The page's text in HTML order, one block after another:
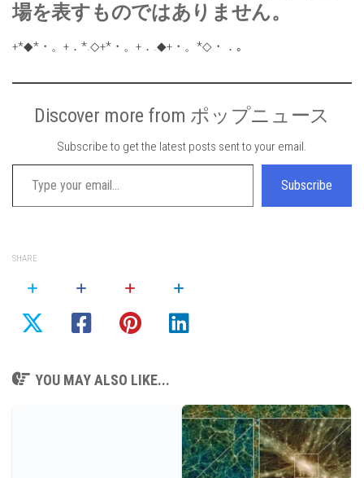
場を表すものではありません。
+*◆*・。+．*.◇+*・。+．.◆+・。*◇・．｡
Discover more from ポップニュース
Subscribe to get the latest posts sent to your email.
Type your email…
Subscribe
SHARE
YOU MAY ALSO LIKE...